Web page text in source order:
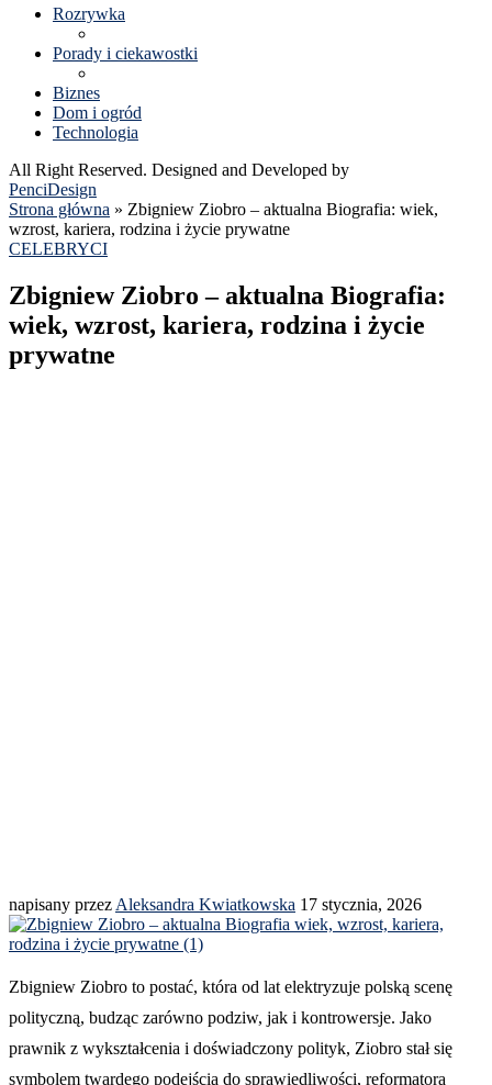
Rozrywka
Porady i ciekawostki
Biznes
Dom i ogród
Technologia
All Right Reserved. Designed and Developed by
PenciDesign
Strona główna » Zbigniew Ziobro – aktualna Biografia: wiek,
wzrost, kariera, rodzina i życie prywatne
CELEBRYCI
Zbigniew Ziobro – aktualna Biografia:
wiek, wzrost, kariera, rodzina i życie
prywatne
napisany przez Aleksandra Kwiatkowska 17 stycznia, 2026
Zbigniew Ziobro to postać, która od lat elektryzuje polską scenę
polityczną, budząc zarówno podziw, jak i kontrowersje. Jako
prawnik z wykształcenia i doświadczony polityk, Ziobro stał się
symbolem twardego podejścia do sprawiedliwości, reformatora